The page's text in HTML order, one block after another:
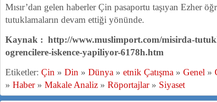
Mısır’dan gelen haberler Çin pasaportu taşıyan Ezher
tutuklamaların devam ettiği yönünde.
Kaynak : http://www.muslimport.com/misirda-
ogrencilere-iskence-yapiliyor-6178h.htm
Etiketler: Çin » Din » Dünya » etnik Çatışma » Genel »
» Haber» Makale Analiz » Röportajlar» Siyaset